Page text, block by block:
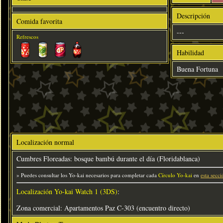
Comida favorita
Refrescos
Descripción
---
Habilidad
Buena Fortuna
Localización normal
Cumbres Floreadas: bosque bambú durante el día (Floridablanca)
» Puedes consultar los Yo-kai necesarios para completar cada Círculo Yo-kai en esta
Localización Yo-kai Watch 1 (3DS):
Zona comercial: Apartamentos Paz C-303 (encuentro directo)